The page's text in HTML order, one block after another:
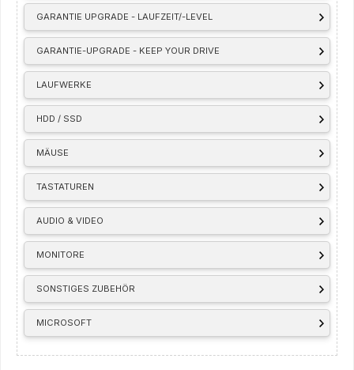
GARANTIE UPGRADE - LAUFZEIT/-LEVEL
GARANTIE-UPGRADE - KEEP YOUR DRIVE
LAUFWERKE
HDD / SSD
MÄUSE
TASTATUREN
AUDIO & VIDEO
MONITORE
SONSTIGES ZUBEHÖR
MICROSOFT